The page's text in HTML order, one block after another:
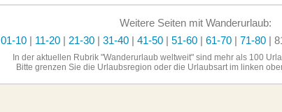
Weitere Seiten mit Wanderurlaub:
01-10 | 11-20 | 21-30 | 31-40 | 41-50 | 51-60 | 61-70 | 71-80 |
In der aktuellen Rubrik "Wanderurlaub weltweit" sind mehr als 100
Bitte grenzen Sie die Urlaubsregion oder die Urlaubsart im linken